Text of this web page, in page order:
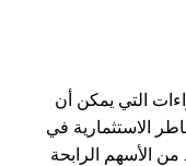
التي يمكن أن
الاستثمارية في
من الأسهم الرابحة